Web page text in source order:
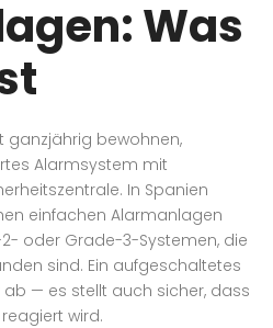
Was
ganzjährig bewohnen,
Alarmsystem mit
In Spanien
einfachen Alarmanlagen
oder Grade-3-Systemen, die
sind. Ein aufgeschaltetes
— es stellt auch sicher, dass
wird.